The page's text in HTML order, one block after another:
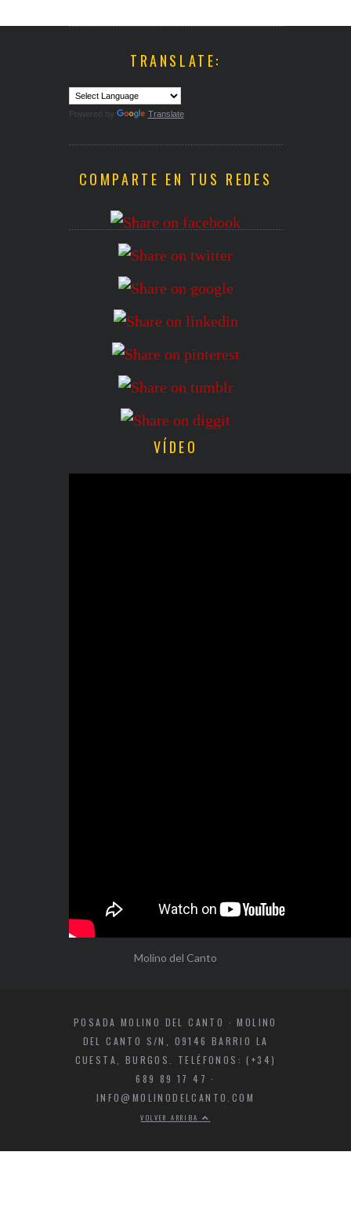
TRANSLATE:
Powered by Translate
COMPARTE EN TUS REDES
VÍDEO
Molino del Canto
POSADA MOLINO DEL CANTO · MOLINO
DEL CANTO S/N, 09146 BARRIO LA
CUESTA, BURGOS. TELÉFONOS: (+34)
689 89 17 47 ·
INFO@MOLINODELCANTO.COM
VOLVER ARRIBA